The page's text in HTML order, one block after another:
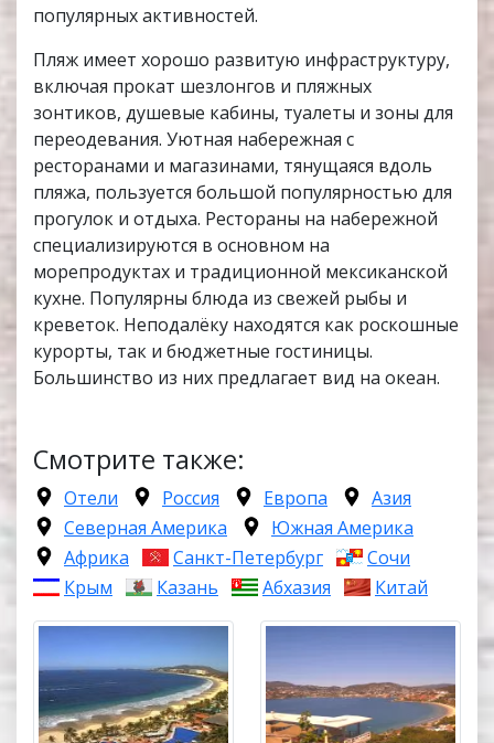
популярных активностей.
Пляж имеет хорошо развитую инфраструктуру,
включая прокат шезлонгов и пляжных
зонтиков, душевые кабины, туалеты и зоны для
переодевания. Уютная набережная с
ресторанами и магазинами, тянущаяся вдоль
пляжа, пользуется большой популярностью для
прогулок и отдыха. Рестораны на набережной
специализируются в основном на
морепродуктах и традиционной мексиканской
кухне. Популярны блюда из свежей рыбы и
креветок. Неподалёку находятся как роскошные
курорты, так и бюджетные гостиницы.
Большинство из них предлагает вид на океан.
Смотрите также:
Отели Россия Европа
Азия
Северная Америка
Южная Америка
Африка
Санкт-Петербург
Сочи
Крым
Казань Абхазия Китай